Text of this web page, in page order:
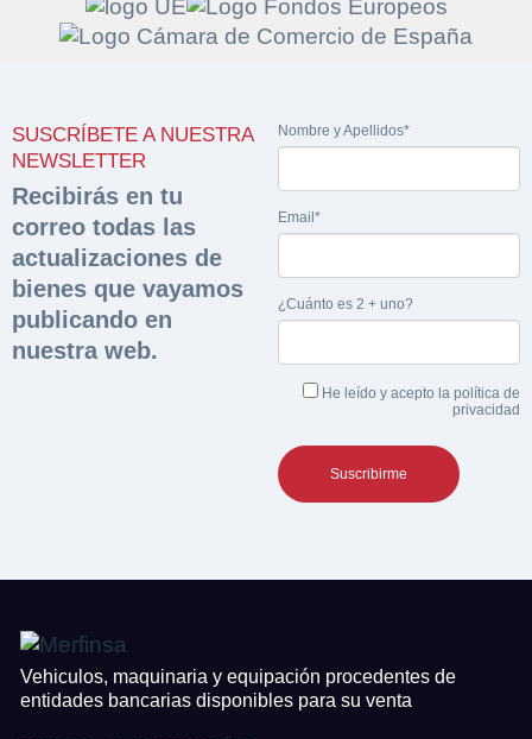
SUSCRÍBETE A NUESTRA
NEWSLETTER
Recibirás en tu
correo todas las
actualizaciones de
bienes que vayamos
publicando en
nuestra web.
Nombre y Apellidos*
Email*
¿Cuánto es 2 + uno?
He leído y acepto la política de
privacidad
Vehiculos, maquinaria y equipación procedentes de
entidades bancarias disponibles para su venta
documentación
sobre la peritación
Rellene este formulario y recibirá en su email el
enlace para descargar la documentación
Nombre y Apellidos*
Hacer Oferta
Razón social*
Teléfono*
Nombre y Apellidos*
Acepto la Política de Privacidad y las Condiciones de Uso.
continuación confirma que estás de acuerdo con ambas.
Sobre Merfinsa
Venta de bienes muebles
Vehículos